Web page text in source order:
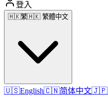
登入
🇭🇰繁🇭🇰 繁體中文
🇺🇸English🇨🇳简体中文🇯🇵